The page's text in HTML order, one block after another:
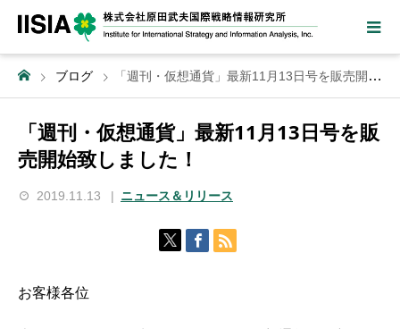
ブログ 「週刊・仮想通貨」最新11月13日号を販売開始致しました！
「週刊・仮想通貨」最新11月13日号を販
売開始致しました！
2019.11.13 ニュース＆リリース
お客様各位